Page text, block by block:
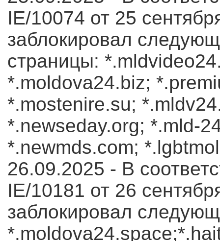
IE/10074 от 25
заблокировал
страницы:
*.moldova24.biz;
*.mostenire.su;
*.newseday.org; *.mld-
*.newmds.com;
26.09.2025 - В
IE/10181 от 26
заблокировал